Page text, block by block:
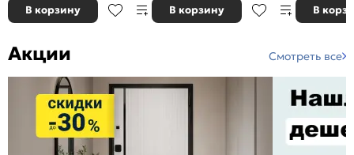
В корзину В корзину В
Акции Смотреть все